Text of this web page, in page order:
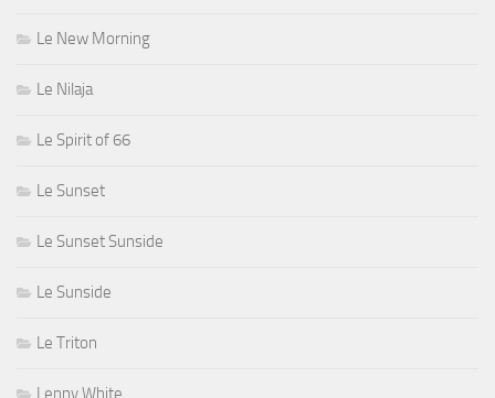
Le New Morning
Le Nilaja
Le Spirit of 66
Le Sunset
Le Sunset Sunside
Le Sunside
Le Triton
Lenny White